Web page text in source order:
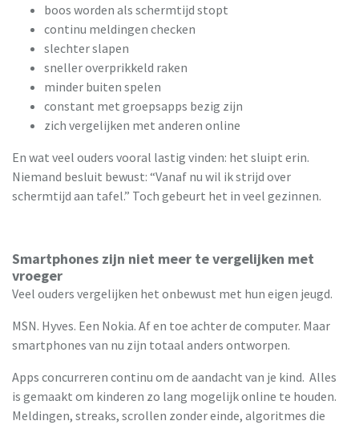
boos worden als schermtijd stopt
continu meldingen checken
slechter slapen
sneller overprikkeld raken
minder buiten spelen
constant met groepsapps bezig zijn
zich vergelijken met anderen online
En wat veel ouders vooral lastig vinden: het sluipt erin.
Niemand besluit bewust: “Vanaf nu wil ik strijd over
schermtijd aan tafel.” Toch gebeurt het in veel gezinnen.
Smartphones zijn niet meer te vergelijken met
vroeger
Veel ouders vergelijken het onbewust met hun eigen jeugd.
MSN. Hyves. Een Nokia. Af en toe achter de computer. Maar
smartphones van nu zijn totaal anders ontworpen.
Apps concurreren continu om de aandacht van je kind. Alles
is gemaakt om kinderen zo lang mogelijk online te houden.
Meldingen, streaks, scrollen zonder einde, algoritmes die